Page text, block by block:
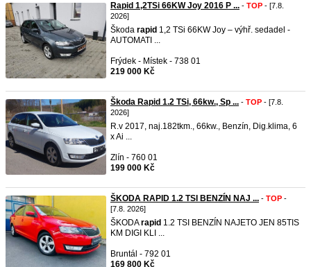
Rapid 1,2TSi 66KW Joy 2016 P ... - TOP - [7.8.
2026]
Škoda rapid 1,2 TSi 66KW Joy – výhř. sedadel -
AUTOMATI ...
Frýdek - Místek - 738 01
219 000 Kč
Škoda Rapid 1.2 TSi, 66kw., Sp ... - TOP - [7.8.
2026]
R.v 2017, naj.182tkm., 66kw., Benzín, Dig.klima, 6
x Ai ...
Zlín - 760 01
199 000 Kč
ŠKODA RAPID 1.2 TSI BENZÍN NAJ ... - TOP -
[7.8. 2026]
ŠKODArapid 1.2 TSI BENZÍN NAJETO JEN 85TIS
KM DIGI KLI ...
Bruntál - 792 01
169 800 Kč